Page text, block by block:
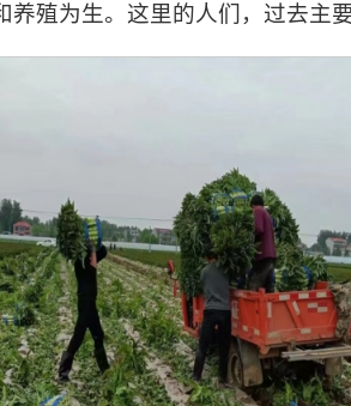
殖为生。这里的人们，过去主